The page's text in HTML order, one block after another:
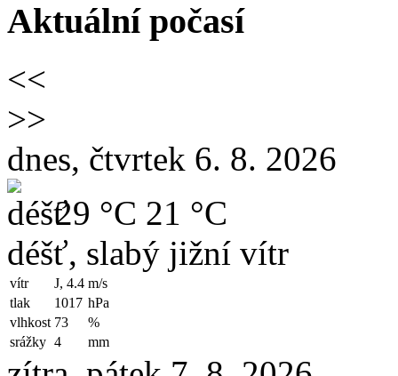
Aktuální počasí
<<
>>
dnes, čtvrtek 6. 8. 2026
29 °C 21 °C
déšť, slabý jižní vítr
vítr J, 4.4 m/s
tlak
1017 hPa
vlhkost 73
%
srážky 4 mm